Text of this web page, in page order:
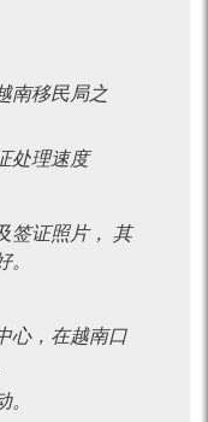
南移民局之
处理速度
签证照片， 其
心，在越南口